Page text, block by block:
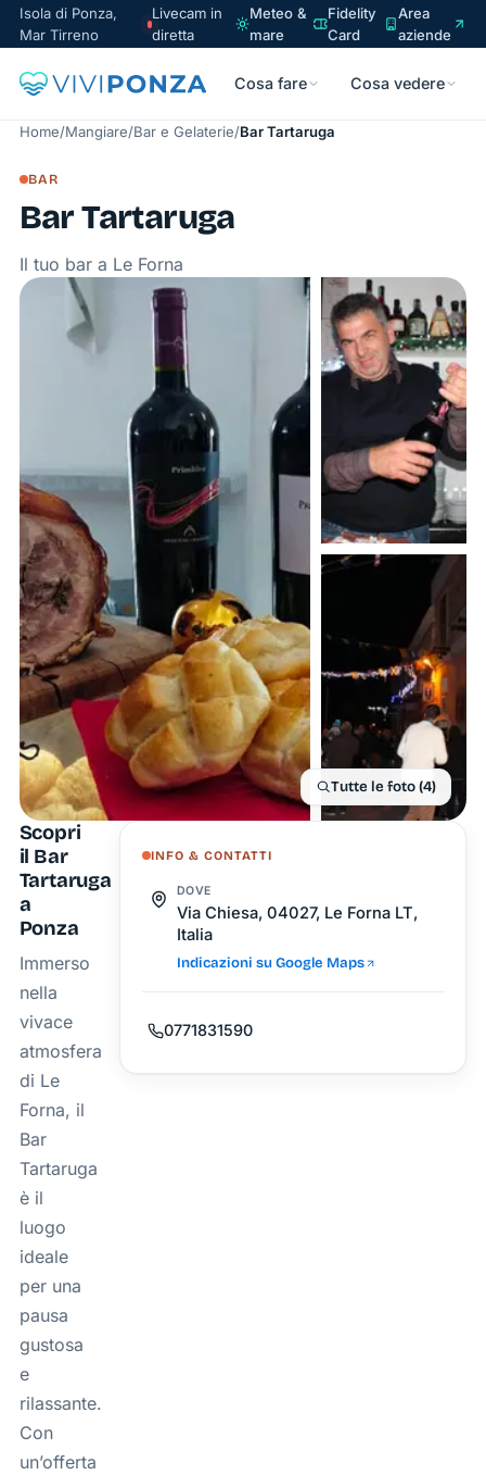
Isola di Ponza,
Mar Tirreno
Livecam in
diretta
Meteo &
mare
Fidelity
Card
Area
aziende
Cosa fare Cosa vedere
Home/Mangiare/Bar e Gelaterie/Bar Tartaruga
BAR
Bar Tartaruga
Il tuo bar a Le Forna
Tutte le foto (4)
Scopri
il Bar
Tartaruga
a
Ponza
Immerso
nella
vivace
atmosfera
di Le
Forna, il
Bar
Tartaruga
è il
luogo
ideale
per una
pausa
gustosa
e
rilassante.
Con
un’offerta
INFO & CONTATTI
DOVE
Via Chiesa, 04027, Le Forna LT,
Italia
Indicazioni su Google Maps
0771831590